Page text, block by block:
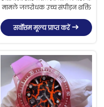
मामले जलरोधक उच्च संपीड़न शक्ति
सर्वोत्तम मूल्य प्राप्त करें